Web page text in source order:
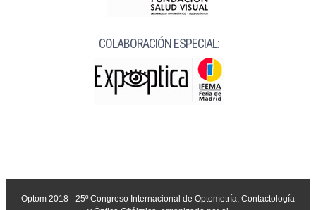
COLABORACIÓN ESPECIAL:
Optom 2018 - 25º Congreso Internacional de Optometría, Contactología